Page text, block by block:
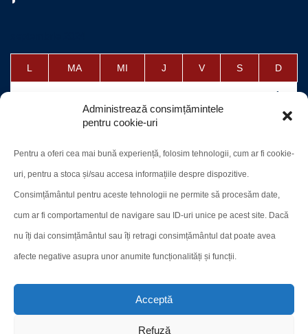
Administrează consimțămintele
pentru cookie-uri
Pentru a oferi cea mai bună experiență, folosim tehnologii, cum ar fi cookie-
uri, pentru a stoca și/sau accesa informațiile despre dispozitive.
Consimțământul pentru aceste tehnologii ne permite să procesăm date,
cum ar fi comportamentul de navigare sau ID-uri unice pe acest site. Dacă
nu îți dai consimțământul sau îți retragi consimțământul dat poate avea
afecte negative asupra unor anumite funcționalități și funcții.
Acceptă
Refuză
L MA MI J V S D
1
4
19 21
23 24 25 26 27 28 29
30
« aug. oct. »